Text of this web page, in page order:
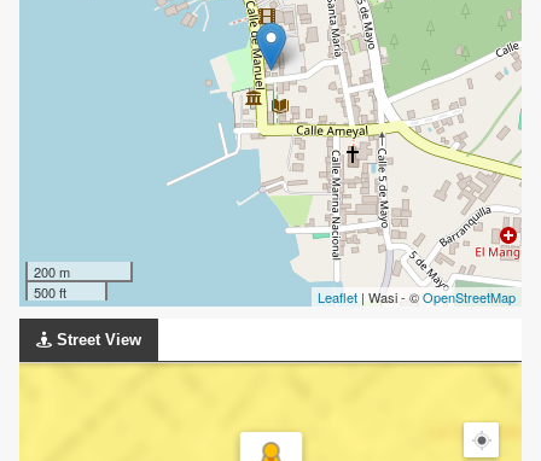
200 m
500 ft
Leaflet | Wasi - ©OpenStreetMap
Street View